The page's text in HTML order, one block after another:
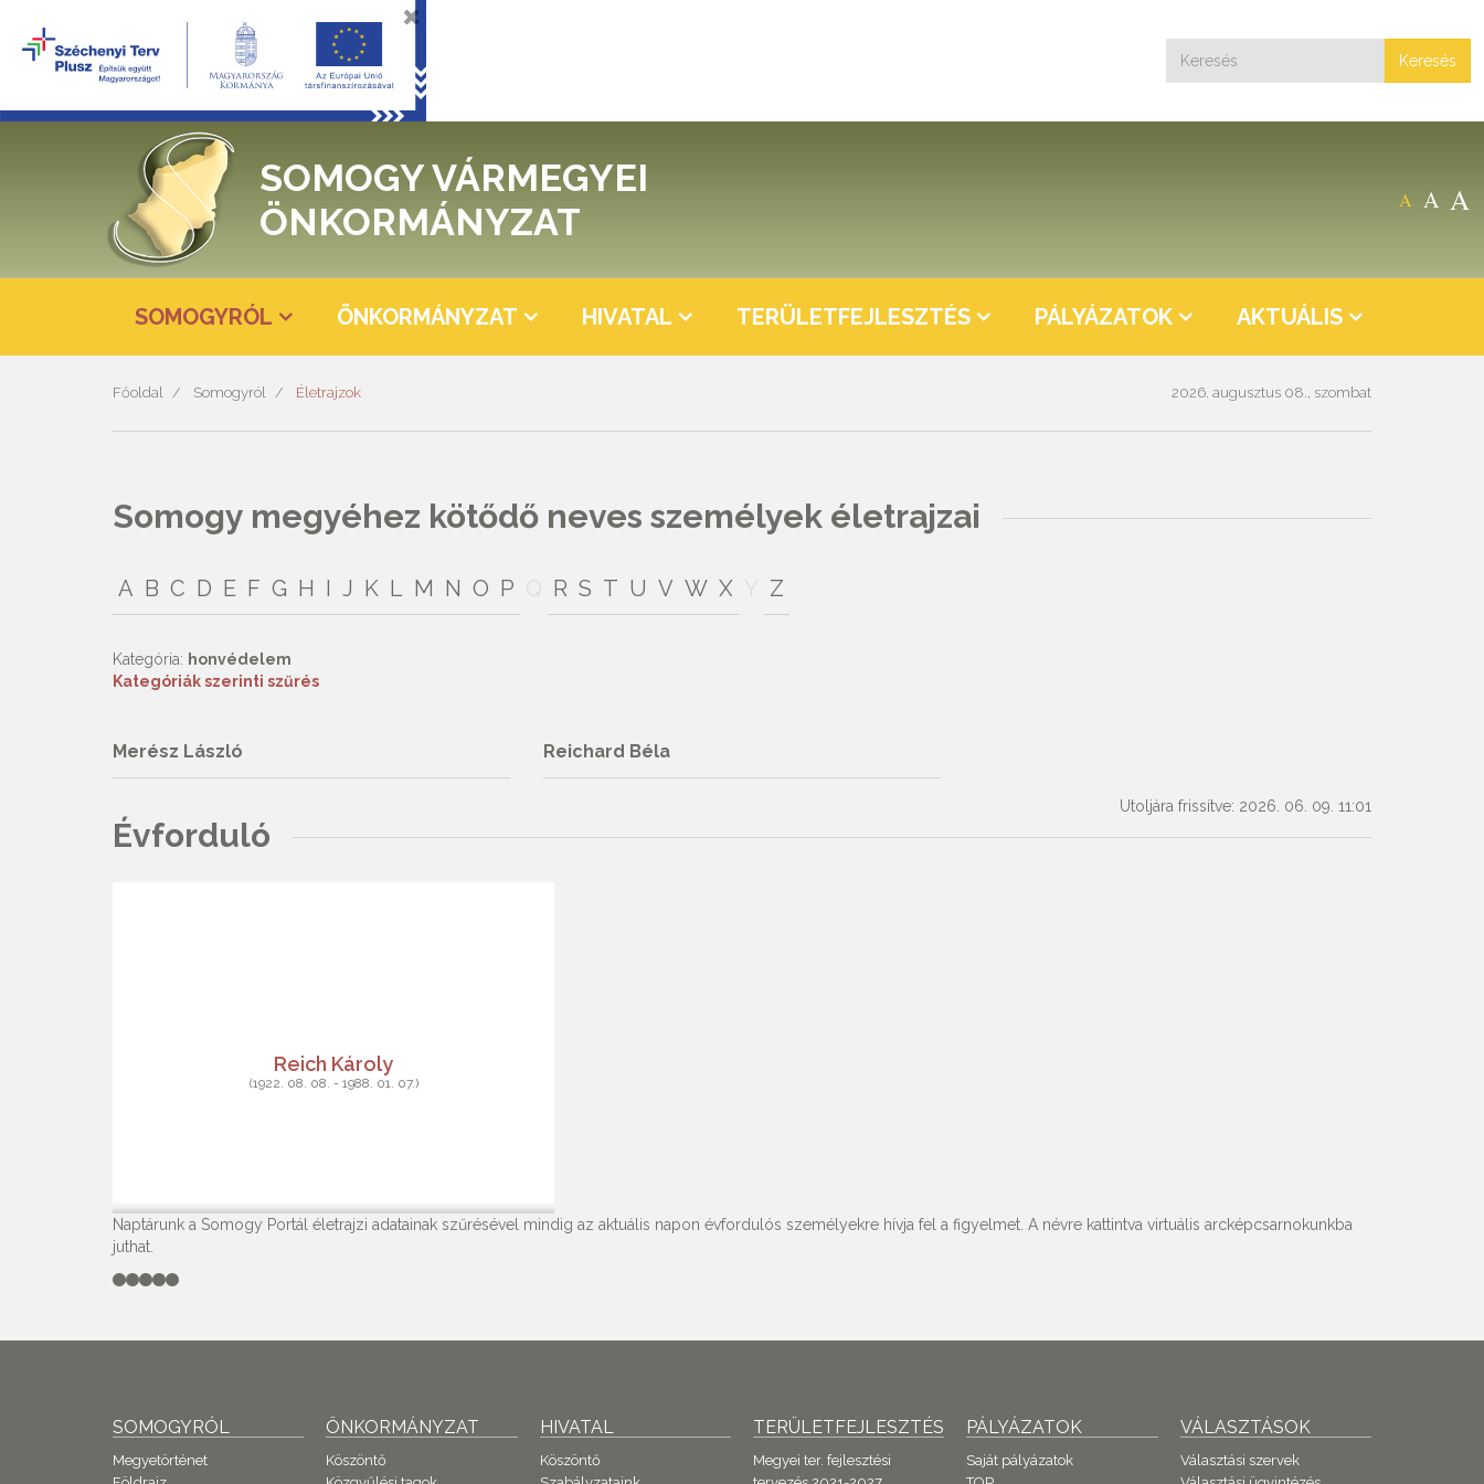
Keresés
A A A
SOMOGY VÁRMEGYEI
ÖNKORMÁNYZAT
SOMOGYRÓL ÖNKORMÁNYZAT HIVATAL TERÜLETFEJLESZTÉS PÁLYÁZATOK AKTUÁLIS
Főoldal Somogyról Életrajzok 2026. augusztus 08., szombat
Somogy megyéhez kötődő neves személyek életrajzai
A B C D E F G H I J K L M N O P R S T U V W X Z
Kategória: honvédelem
Kategóriák szerinti szűrés
Merész László Reichard Béla
Utoljára frissítve: 2026. 06. 09. 11:01
Évforduló
Reich Károly
(1922. 08. 08. - 1988. 01. 07.)
Naptárunk a Somogy Portál életrajzi adatainak szűrésével mindig az aktuális napon évfordulós személyekre hívja fel a figyelmet. A névre kattintva virtuális arcképcsarnokunkba
juthat.
SOMOGYRÓL
Megyetörténet
ÖNKORMÁNYZAT
Köszöntő
HIVATAL
Köszöntő
TERÜLETFEJLESZTÉS
Megyei ter. fejlesztési
PÁLYÁZATOK
Saját pályázatok
VÁLASZTÁSOK
Választási szervek